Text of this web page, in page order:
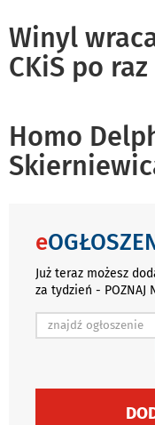
Winyl
CKiS po
Homo
e
Już teraz możesz
za tydzień - POZNAJ